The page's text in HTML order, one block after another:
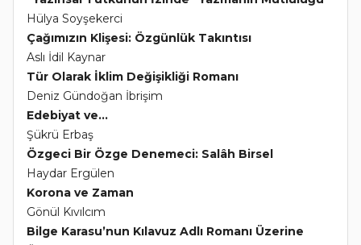
Hülya Soyşekerci
Çağımızın Klişesi: Özgünlük Takıntısı
Aslı İdil Kaynar
Tür Olarak İklim Değişikliği Romanı
Deniz Gündoğan İbrişim
Edebiyat ve...
Şükrü Erbaş
Özgeci Bir Özge Denemeci: Salâh Birsel
Haydar Ergülen
Korona ve Zaman
Gönül Kıvılcım
Bilge Karasu’nun Kılavuz Adlı Romanı Üzerine